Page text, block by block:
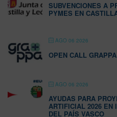
SUBVENCIONES A
PYMES EN
AGO 06 2026
OPEN CALL
AGO 06 2026
AYUDAS PARA
ARTIFICIAL 2026 EN
DEL PAÍS VASCO